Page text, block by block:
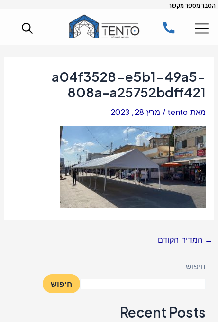
דילוג
לתוכן
הסבר מספר מקשר
a04f3528-e5b1-49a5-
808a-a25752bdff421
מאתtento
/ מרץ 28, 2023
Post
navigation
→ המדיה הקודם
חיפוש
חיפוש
Recent Posts